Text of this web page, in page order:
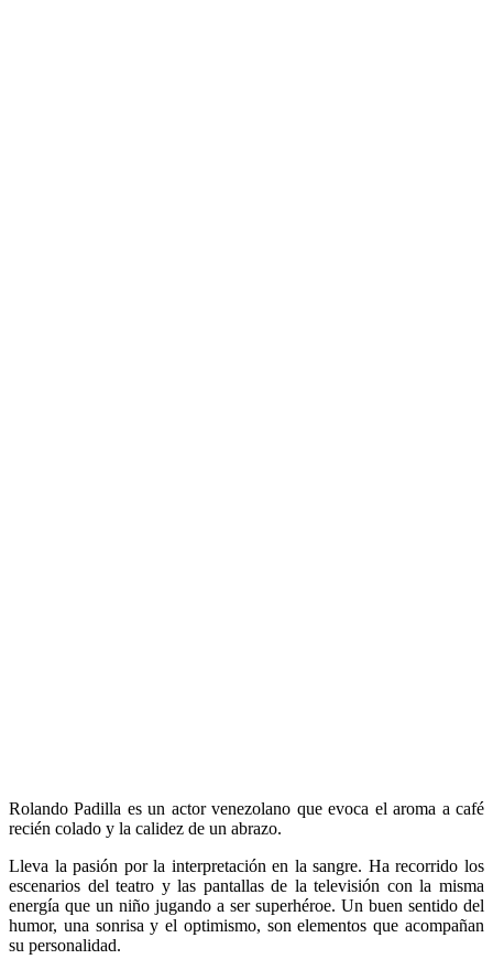
Rolando Padilla es un actor venezolano que evoca el aroma a café
recién colado y la calidez de un abrazo.
Lleva la pasión por la interpretación en la sangre. Ha recorrido los
escenarios del teatro y las pantallas de la televisión con la misma
energía que un niño jugando a ser superhéroe. Un buen sentido del
humor, una sonrisa y el optimismo, son elementos que acompañan
su personalidad.